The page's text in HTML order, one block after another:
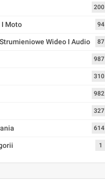
200
Moto 94
Wideo I Audio 87
987
310
982
327
614
1